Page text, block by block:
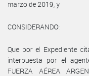
marzo de 2019, y
CONSIDERANDO:
Que por el Expediente
interpuesta por el
FUERZA AÉREA